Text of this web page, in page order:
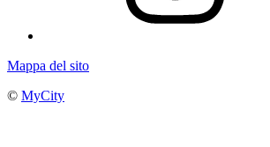
Mappa del sito
© MyCity